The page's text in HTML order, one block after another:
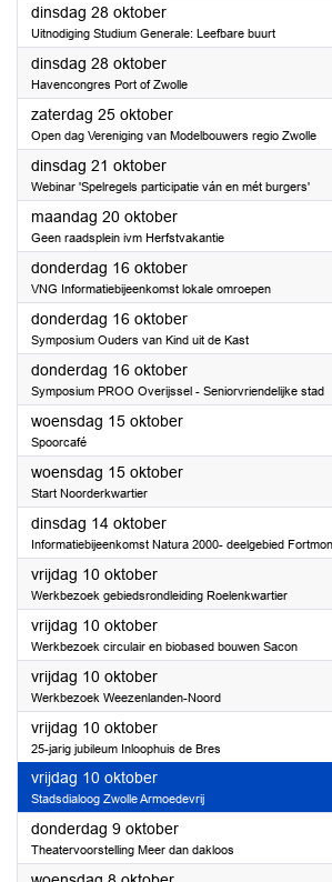
dinsdag 28 oktober2025
Uitnodiging Studium Generale: Leefbare buurt
dinsdag 28 oktober2025
Havencongres Port of Zwolle
zaterdag 25 oktober2025
Open dag Vereniging van Modelbouwers regio Zwolle
dinsdag 21 oktober2025
Webinar 'Spelregels participatie ván en mét burgers'
maandag 20 oktober2025
Geen raadsplein ivm Herfstvakantie
donderdag 16 oktober2025
VNG Informatiebijeenkomst lokale omroepen
donderdag 16 oktober2025
Symposium Ouders van Kind uit de Kast
donderdag 16 oktober2025
Symposium PROO Overijssel - Seniorvriendelijke stad
woensdag 15 oktober2025
Spoorcafé
woensdag 15 oktober2025
Start Noorderkwartier
dinsdag 14 oktober2025
Informatiebijeenkomst Natura 2000- deelgebied
vrijdag 10 oktober2025
Werkbezoek gebiedsrondleiding Roelenkwartier
vrijdag 10 oktober2025
Werkbezoek circulair en biobased bouwen Sacon
vrijdag 10 oktober2025
Werkbezoek Weezenlanden-Noord
vrijdag 10 oktober2025
25-jarig jubileum Inloophuis de Bres
vrijdag 10 oktober2025
Stadsdialoog Zwolle Armoedevrij
donderdag 9 oktober2025
Theatervoorstelling Meer dan dakloos